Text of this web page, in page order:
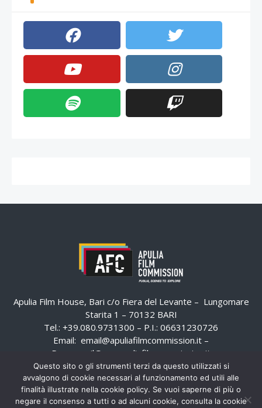
Apulia Film House, Bari c/o Fiera del Levante – Lungomare
Starita 1 – 70132 BARI
Tel.: +39.080.9731300 – P.I.: 06631230726
Email: email@apuliafilmcommission.it –
Pec:
email@pec.apuliafilmcommission.it
Questo sito o gli strumenti terzi da questo utilizzati si
avvalgono di cookie necessari al funzionamento ed utili alle
finalità illustrate nella cookie policy. Se vuoi saperne di più o
negare il consenso a tutti o ad alcuni cookie, consulta la cookie